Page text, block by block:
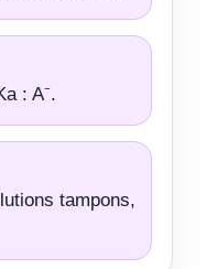
: A⁻.
tampons,